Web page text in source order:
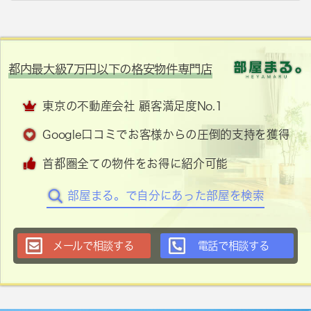
都内最大級7万円以下の格安物件専門店
東京の不動産会社 顧客満足度No.1
Google口コミでお客様からの圧倒的支持を獲得
首都圏全ての物件をお得に紹介可能
部屋まる。で自分にあった部屋を検索
メールで相談する 電話で相談する